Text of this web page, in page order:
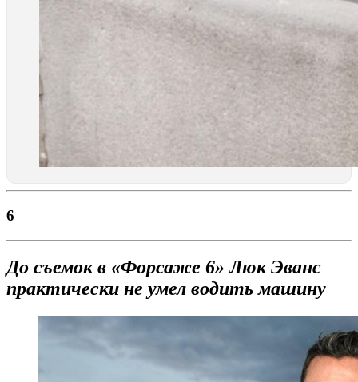
6
До съемок в «Форсаже 6» Люк Эванс
практически не умел водить машину